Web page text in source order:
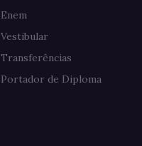
Enem
Vestibular
Transferências
Portador de Diploma